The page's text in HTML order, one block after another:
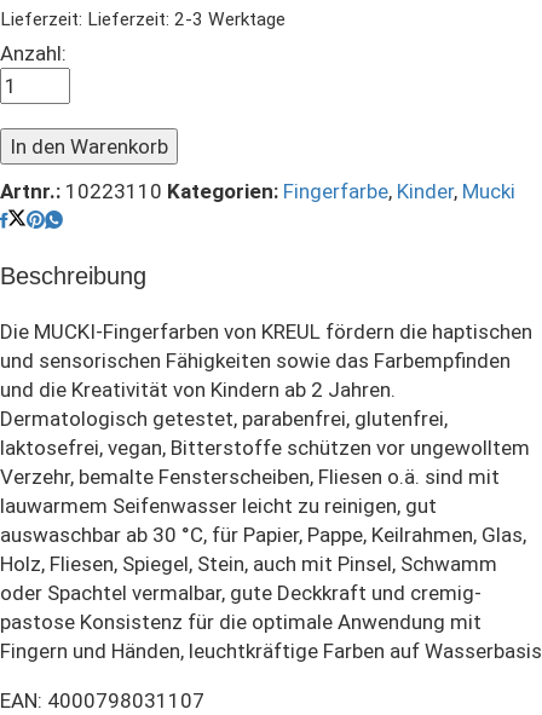
Lieferzeit: Lieferzeit: 2-3 Werktage
MUCKI
Fingerfarbe
Grün
150
ml
quantity
Anzahl:
In den Warenkorb
Artnr.: 10223110 Kategorien: Fingerfarbe, Kinder, Mucki
Beschreibung
Die MUCKI-Fingerfarben von KREUL fördern die haptischen
und sensorischen Fähigkeiten sowie das Farbempfinden
und die Kreativität von Kindern ab 2 Jahren.
Dermatologisch getestet, parabenfrei, glutenfrei,
laktosefrei, vegan, Bitterstoffe schützen vor ungewolltem
Verzehr, bemalte Fensterscheiben, Fliesen o.ä. sind mit
lauwarmem Seifenwasser leicht zu reinigen, gut
auswaschbar ab 30 °C, für Papier, Pappe, Keilrahmen, Glas,
Holz, Fliesen, Spiegel, Stein, auch mit Pinsel, Schwamm
oder Spachtel vermalbar, gute Deckkraft und cremig-
pastose Konsistenz für die optimale Anwendung mit
Fingern und Händen, leuchtkräftige Farben auf Wasserbasis
EAN: 4000798031107